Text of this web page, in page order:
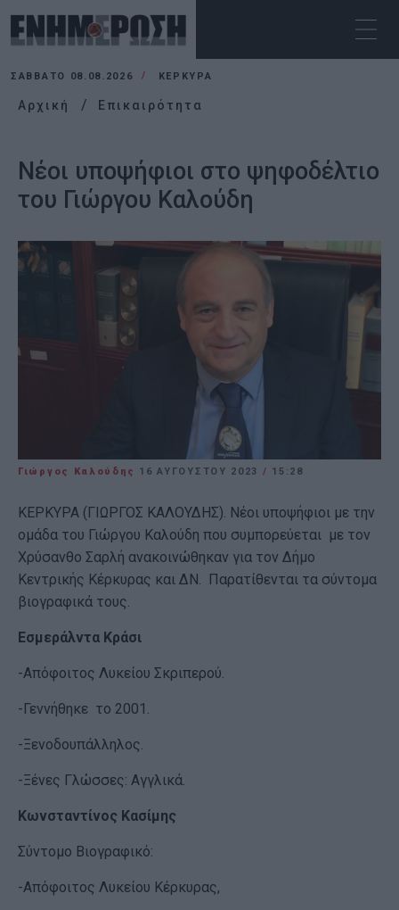
ΣΆΒΒΑΤΟ 08.08.2026 ΚΕΡΚΥΡΑ
Αρχική Επικαιρότητα
Νέοι υποψήφιοι στο ψηφοδέλτιο
του Γιώργου Καλούδη
Γιώργος Καλούδης 16 ΑΥΓΟΎΣΤΟΥ 2023 / 15:28
ΚΕΡΚΥΡΑ (ΓΙΩΡΓΟΣ ΚΑΛΟΥΔΗΣ). Νέοι υποψήφιοι με την
ομάδα του Γιώργου Καλούδη που συμπορεύεται με τον
Χρύσανθο Σαρλή ανακοινώθηκαν για τον Δήμο
Κεντρικής Κέρκυρας και ΔΝ. Παρατίθενται τα σύντομα
βιογραφικά τους.
Εσμεράλντα Κράσι
-Απόφοιτος Λυκείου Σκριπερού.
-Γεννήθηκε το 2001.
-Ξενοδουπάλληλος.
-Ξένες Γλώσσες: Αγγλικά.
Κωνσταντίνος Κασίμης
Σύντομο Βιογραφικό:
-Απόφοιτος Λυκείου Κέρκυρας,